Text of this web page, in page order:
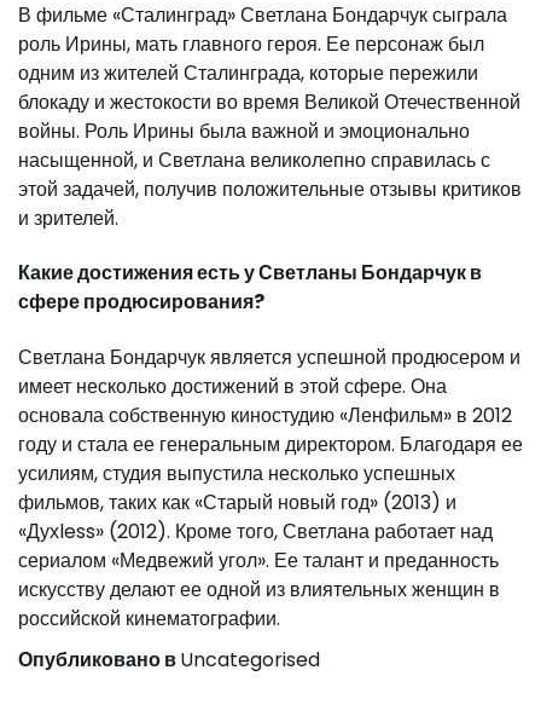
В фильме «Сталинград» Светлана Бондарчук сыграла
роль Ирины, мать главного героя. Ее персонаж был
одним из жителей Сталинграда, которые пережили
блокаду и жестокости во время Великой Отечественной
войны. Роль Ирины была важной и эмоционально
насыщенной, и Светлана великолепно справилась с
этой задачей, получив положительные отзывы критиков
и зрителей.
Какие достижения есть у Светланы Бондарчук в
сфере продюсирования?
Светлана Бондарчук является успешной продюсером и
имеет несколько достижений в этой сфере. Она
основала собственную киностудию «Ленфильм» в 2012
году и стала ее генеральным директором. Благодаря ее
усилиям, студия выпустила несколько успешных
фильмов, таких как «Старый новый год» (2013) и
«Духless» (2012). Кроме того, Светлана работает над
сериалом «Медвежий угол». Ее талант и преданность
искусству делают ее одной из влиятельных женщин в
российской кинематографии.
Опубликовано вUncategorised